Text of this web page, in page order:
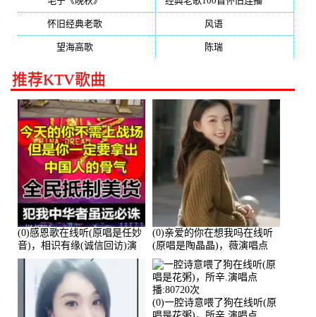
怀旧经典老歌 风语(132)
望海高歌 陈瑞(128)
推荐KTV歌曲
(0)感恩歌在线听(原唱是任妙
音)，相识有缘(诚信回访)演
唱点播:161288次
(0)亲爱的你在想我吗在线听
(原唱是陶晶晶)，薇演唱点
播:159722次
(0)一腔诗意喂了狗在线听(原